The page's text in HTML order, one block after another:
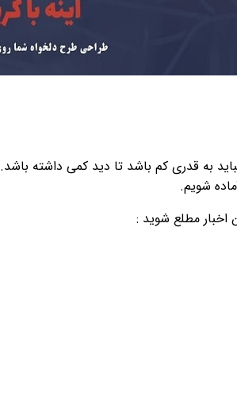
به قدری کم باشد تا دید کمی داشته باشد.
شویم.
اخبار مطلع شوید :